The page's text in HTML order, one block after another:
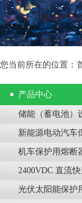
您当前所在的位置：
产品中心
储能（蓄电池）
新能源电动汽车
机车保护用熔断
2400VDC 直流
光伏太阳能保护